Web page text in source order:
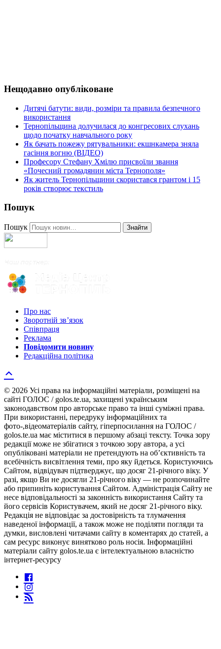
Нещодавно опубліковане
Дитячі батути: види, розміри та правила безпечного
використання
Тернопільщина долучилася до конгресових слухань
щодо початку навчального року
Як бачать пожежу рятувальники: екшнкамера зняла
гасіння вогню (ВІДЕО)
Професору Стефану Хмілю присвоїли звання
«Почесний громадянин міста Тернополя»
Як житель Тернопільщини скористався грантом і 15
років створює текстиль
Пошук
Пошук Знайти
Про нас
Зворотній зв’язок
Співпраця
Реклама
Повідомити новину
Редакційна політика
© 2026 Усі права на інформаційні матеріали, розміщені на
сайті ГОЛОС / golos.te.ua, захищені українським
законодавством про авторське право та інші суміжні права.
При використанні, передруку інформаційних та
фото-,відеоматеріалів сайту, гіперпосилання на ГОЛОС /
golos.te.ua має міститися в першому абзаці тексту. Точка зору
редакції може не збігатися з точкою зору автора, а усі
опубліковані матеріали не претендують на об’єктивність та
всебічність висвітлення теми, про яку йдеться. Користуючись
Сайтом, відвідувач підтверджує, що досяг 21-річного віку. У
разі, якщо Ви не досягли 21-річного віку — не розпочинайте
або припиніть користування Сайтом. Адміністрація Сайту не
несе відповідальності за законність використання Сайту та
його сервісів Користувачем, який не досяг 21-річного віку.
Редакція не відповідає за достовірність та тлумачення
наведеної інформації, а також може не поділяти погляди та
думки, висловлені читачами сайту в коментарях до статей, а
сам ресурс виконує винятково роль носія. Інформаційні
матеріали сайту golos.te.ua є інтелектуальною власністю
інтернет-ресурсу